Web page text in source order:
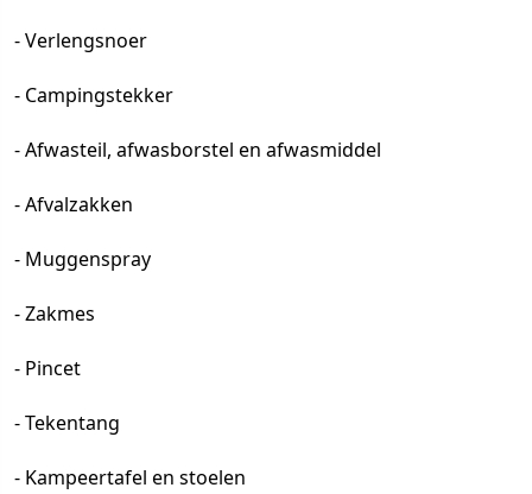
- Verlengsnoer
- Campingstekker
- Afwasteil, afwasborstel en afwasmiddel
- Afvalzakken
- Muggenspray
- Zakmes
- Pincet
- Tekentang
- Kampeertafel en stoelen